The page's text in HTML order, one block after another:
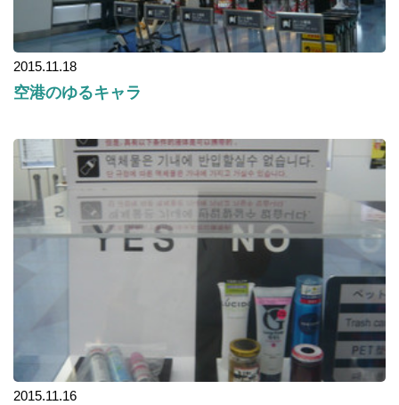
2015.11.18
空港のゆるキャラ
2015.11.16